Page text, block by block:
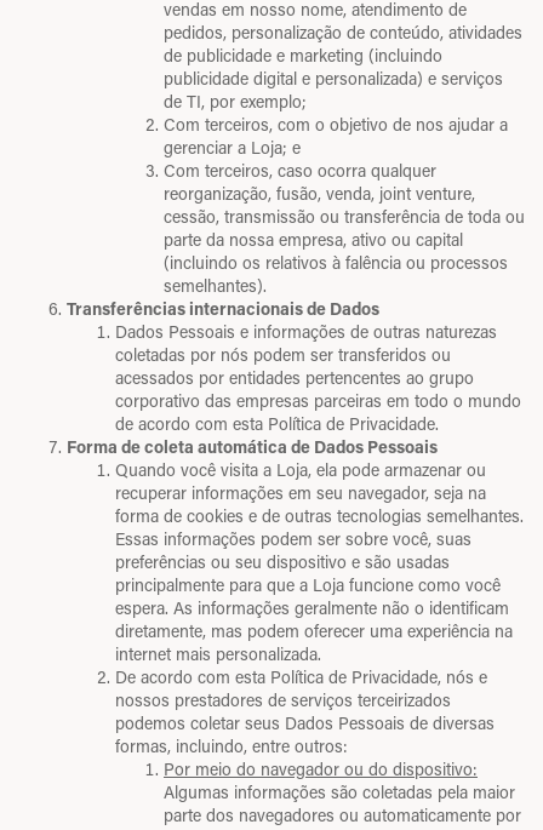
vendas em nosso nome, atendimento de
pedidos, personalização de conteúdo, atividades
de publicidade e marketing (incluindo
publicidade digital e personalizada) e serviços
de TI, por exemplo;
Com terceiros, com o objetivo de nos ajudar a
gerenciar a Loja; e
Com terceiros, caso ocorra qualquer
reorganização, fusão, venda, joint venture,
cessão, transmissão ou transferência de toda ou
parte da nossa empresa, ativo ou capital
(incluindo os relativos à falência ou processos
semelhantes).
Transferências internacionais de Dados
Dados Pessoais e informações de outras naturezas
coletadas por nós podem ser transferidos ou
acessados por entidades pertencentes ao grupo
corporativo das empresas parceiras em todo o mundo
de acordo com esta Política de Privacidade.
Forma de coleta automática de Dados Pessoais
Quando você visita a Loja, ela pode armazenar ou
recuperar informações em seu navegador, seja na
forma de cookies e de outras tecnologias semelhantes.
Essas informações podem ser sobre você, suas
preferências ou seu dispositivo e são usadas
principalmente para que a Loja funcione como você
espera. As informações geralmente não o identificam
diretamente, mas podem oferecer uma experiência na
internet mais personalizada.
De acordo com esta Política de Privacidade, nós e
nossos prestadores de serviços terceirizados
podemos coletar seus Dados Pessoais de diversas
formas, incluindo, entre outros:
Por meio do navegador ou do dispositivo:
Algumas informações são coletadas pela maior
parte dos navegadores ou automaticamente por